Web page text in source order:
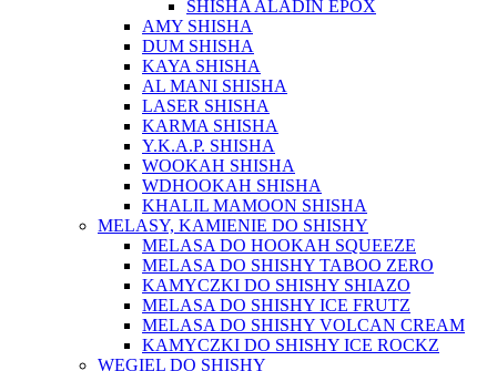
SHISHA ALADIN EPOX
AMY SHISHA
DUM SHISHA
KAYA SHISHA
AL MANI SHISHA
LASER SHISHA
KARMA SHISHA
Y.K.A.P. SHISHA
WOOKAH SHISHA
WDHOOKAH SHISHA
KHALIL MAMOON SHISHA
MELASY, KAMIENIE DO SHISHY
MELASA DO HOOKAH SQUEEZE
MELASA DO SHISHY TABOO ZERO
KAMYCZKI DO SHISHY SHIAZO
MELASA DO SHISHY ICE FRUTZ
MELASA DO SHISHY VOLCAN CREAM
KAMYCZKI DO SHISHY ICE ROCKZ
WĘGIEL DO SHISHY